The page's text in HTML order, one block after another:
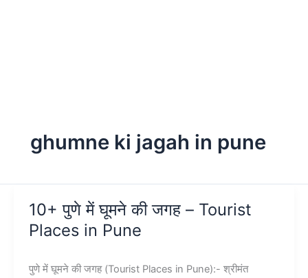
ghumne ki jagah in pune
10+ पुणे में घूमने की जगह – Tourist
Places in Pune
पुणे में घूमने की जगह (Tourist Places in Pune):- श्रीमंत